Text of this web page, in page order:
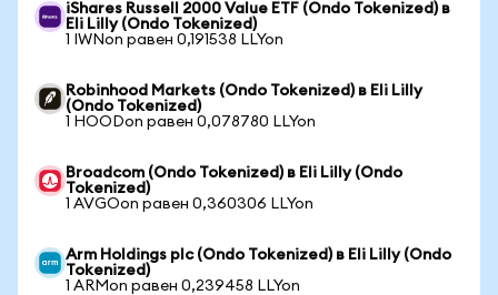
iShares Russell 2000 Value ETF (Ondo Tokenized) в
Eli Lilly (Ondo Tokenized)
1 IWNon равен 0,191538 LLYon
Robinhood Markets (Ondo Tokenized) в Eli Lilly
(Ondo Tokenized)
1 HOODon равен 0,078780 LLYon
Broadcom (Ondo Tokenized) в Eli Lilly (Ondo
Tokenized)
1 AVGOon равен 0,360306 LLYon
Arm Holdings plc (Ondo Tokenized) в Eli Lilly (Ondo
Tokenized)
1 ARMon равен 0,239458 LLYon